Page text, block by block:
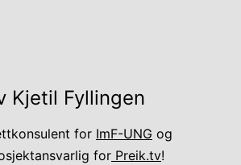
Kjetil Fyllingen
for ImF-UNG og
for Preik.tv!